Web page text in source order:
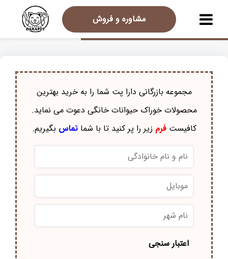
مشاوره و فروش
مجموعه بازرگانی دارا پت شما را به خرید بهترین
محصولات خوراک حيوانات خانگی دعوت می نماید.
کافیستفرم زیر را پر کنید تا با شماتماس بگیریم.
نام
و
خانوادگی
موبایل
نام
شهر
*
اعتبار سنجی